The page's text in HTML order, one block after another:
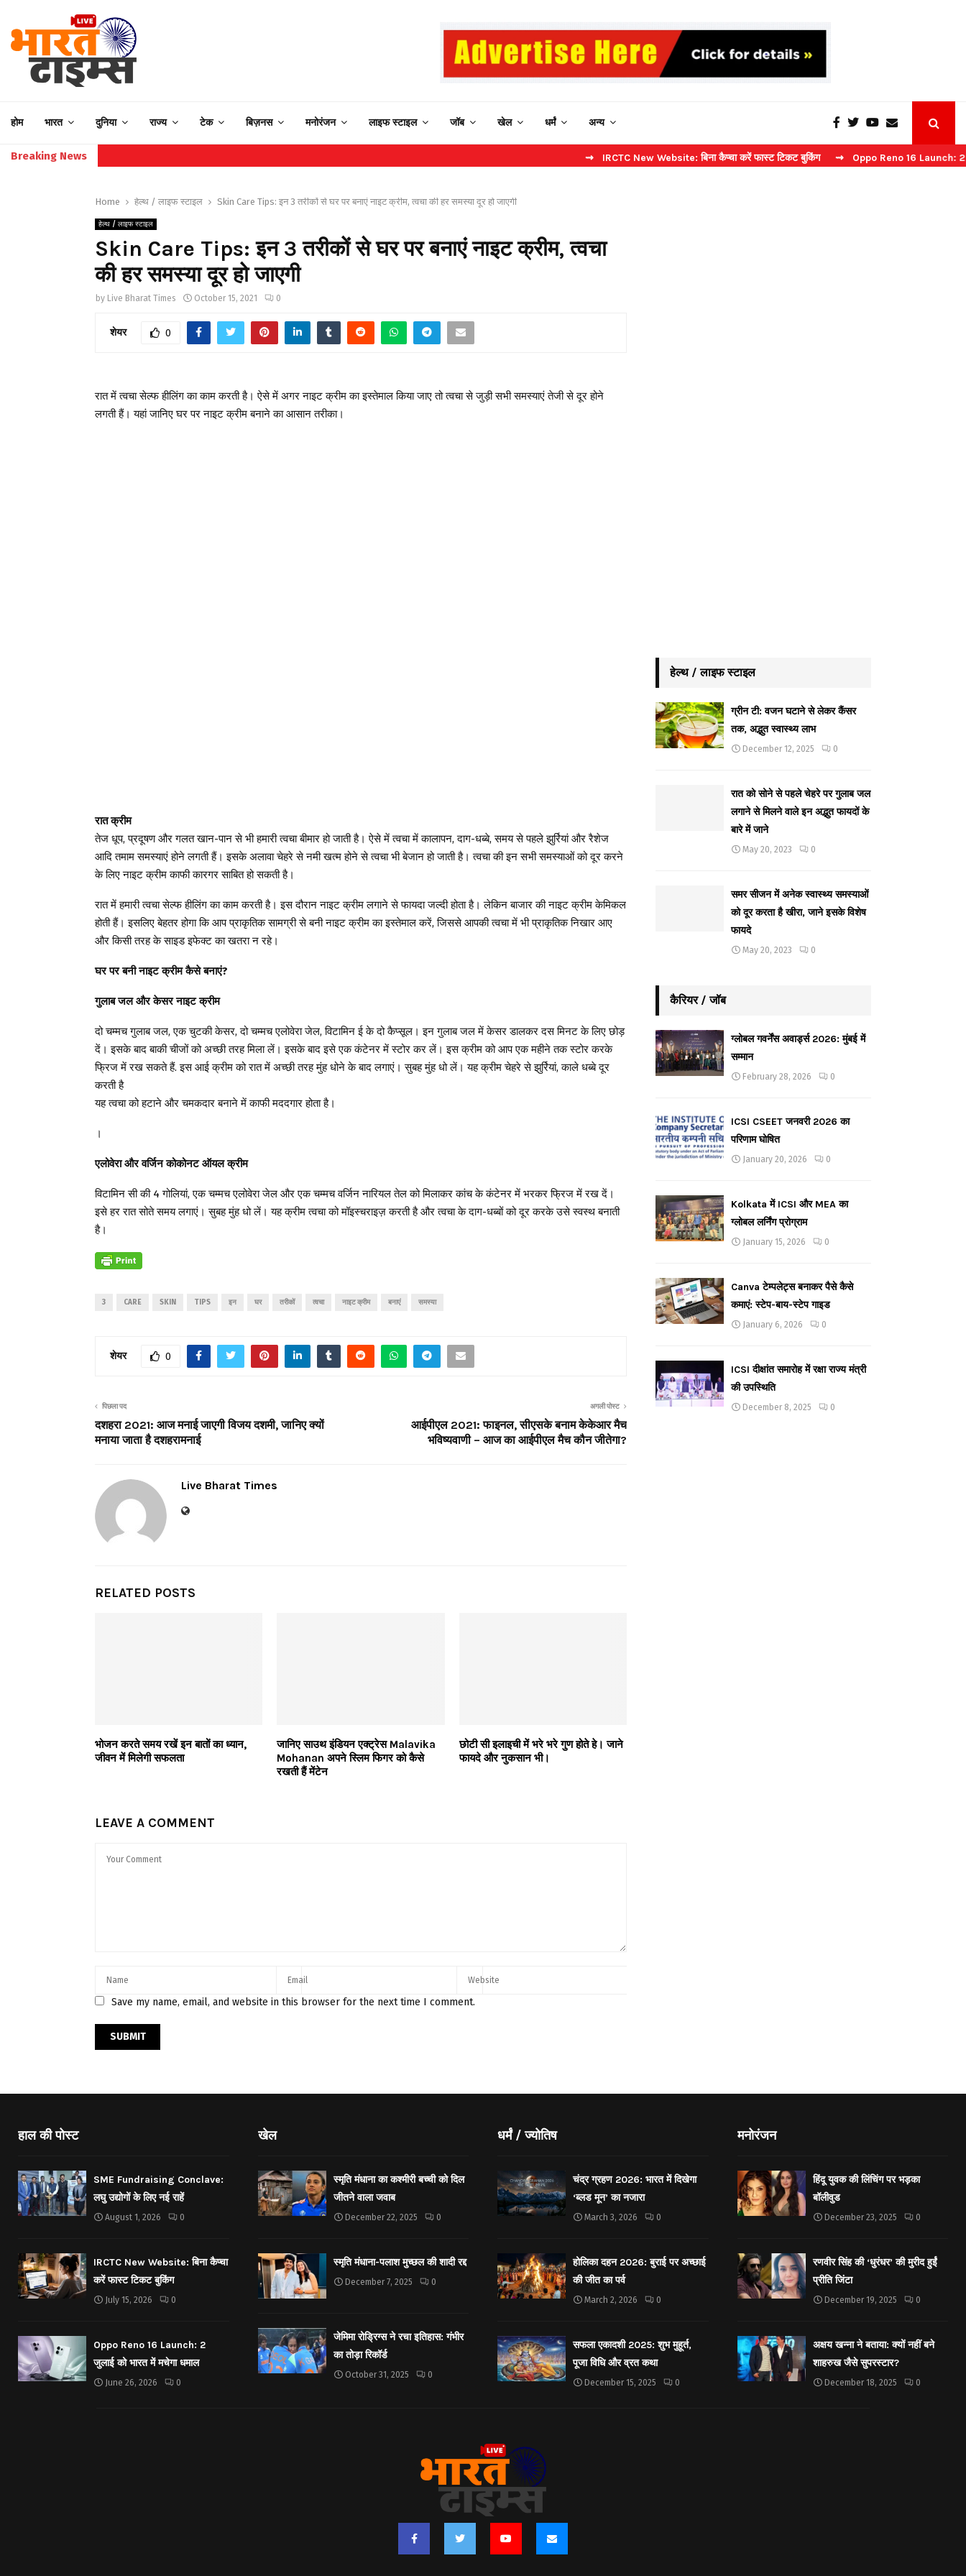
होम भारत दुनिया राज्य टेक बिज़नस मनोरंजन लाइफ स्टाइल जॉब खेल धर्मं अन्य
Breaking News ⇝ IRCTC New Website: बिना कैप्चा करें फास्ट टिकट बुकिंग ⇝ Oppo Reno 16 Launch: 2 जुलाई को
Home हेल्थ / लाइफ स्टाइल Skin Care Tips: इन 3 तरीकों से घर पर बनाएं नाइट क्रीम, त्वचा की हर समस्या दूर हो जाएगी
हेल्थ / लाइफ स्टाइल
Skin Care Tips: इन 3 तरीकों से घर पर बनाएं नाइट क्रीम, त्वचा
की हर समस्या दूर हो जाएगी
by Live Bharat Times October 15, 2021 0
शेयर 0
रात में त्वचा सेल्फ हीलिंग का काम करती है। ऐसे में अगर नाइट क्रीम का इस्तेमाल किया जाए तो त्वचा से जुड़ी सभी समस्याएं तेजी से दूर होने
लगती हैं। यहां जानिए घर पर नाइट क्रीम बनाने का आसान तरीका।
रात क्रीम
तेज धूप, प्रदूषण और गलत खान-पान से भी हमारी त्वचा बीमार हो जाती है। ऐसे में त्वचा में कालापन, दाग-धब्बे, समय से पहले झुर्रियां और रैशेज
आदि तमाम समस्याएं होने लगती हैं। इसके अलावा चेहरे से नमी खत्म होने से त्वचा भी बेजान हो जाती है। त्वचा की इन सभी समस्याओं को दूर करने
के लिए नाइट क्रीम काफी कारगर साबित हो सकती है।
रात में हमारी त्वचा सेल्फ हीलिंग का काम करती है। इस दौरान नाइट क्रीम लगाने से फायदा जल्दी होता है। लेकिन बाजार की नाइट क्रीम केमिकल
होती हैं। इसलिए बेहतर होगा कि आप प्राकृतिक सामग्री से बनी नाइट क्रीम का इस्तेमाल करें, जिससे आपकी त्वचा में भी प्राकृतिक निखार आए
और किसी तरह के साइड इफेक्ट का खतरा न रहे।
घर पर बनी नाइट क्रीम कैसे बनाएं?
गुलाब जल और केसर नाइट क्रीम
दो चम्मच गुलाब जल, एक चुटकी केसर, दो चम्मच एलोवेरा जेल, विटामिन ई के दो कैप्सूल। इन गुलाब जल में केसर डालकर दस मिनट के लिए छोड़
दें। इसके बाद बाकी चीजों को अच्छी तरह मिला लें। इसके बाद इसे एक कंटेनर में स्टोर कर लें। इस क्रीम को आप एक महीने तक स्टोर करके
फ्रिज में रख सकते हैं. इस आई क्रीम को रात में अच्छी तरह मुंह धोने के बाद लगाएं। सुबह मुंह धो लें। यह क्रीम चेहरे से झुर्रियां, काले धब्बे दूर
करती है
यह त्वचा को हटाने और चमकदार बनाने में काफी मददगार होता है।
।
एलोवेरा और वर्जिन कोकोनट ऑयल क्रीम
विटामिन सी की 4 गोलियां, एक चम्मच एलोवेरा जेल और एक चम्मच वर्जिन नारियल तेल को मिलाकर कांच के कंटेनर में भरकर फ्रिज में रख दें।
इसे हर रात सोते समय लगाएं। सुबह मुंह धो लें। यह क्रीम त्वचा को मॉइस्चराइज़ करती है और त्वचा के दाग-धब्बों को दूर करके उसे स्वस्थ बनाती
है।
3 CARE SKIN TIPS इन घर तरीकों त्वचा नाइट क्रीम बनाएं समस्या
शेयर 0
पिछला पद
दशहरा 2021: आज मनाई जाएगी विजय दशमी, जानिए क्यों
मनाया जाता है दशहरामनाई
अगली पोस्ट
आईपीएल 2021: फाइनल, सीएसके बनाम केकेआर मैच
भविष्यवाणी – आज का आईपीएल मैच कौन जीतेगा?
Live Bharat Times
RELATED POSTS
भोजन करते समय रखें इन बातों का ध्यान,
जीवन में मिलेगी सफलता
जानिए साउथ इंडियन एक्ट्रेस Malavika
Mohanan अपने स्लिम फिगर को कैसे
रखती हैं मेंटेन
छोटी सी इलाइची में भरे भरे गुण होते हे। जाने
फायदे और नुकसान भी।
LEAVE A COMMENT
Save my name, email, and website in this browser for the next time I comment.
हेल्थ / लाइफ स्टाइल
ग्रीन टी: वजन घटाने से लेकर कैंसर
तक, अद्भुत स्वास्थ्य लाभ
December 12, 2025 0
रात को सोने से पहले चेहरे पर गुलाब जल
लगाने से मिलने वाले इन अद्भुत फायदों के
बारे में जाने
May 20, 2023 0
समर सीजन में अनेक स्वास्थ्य समस्याओं
को दूर करता है खीरा, जाने इसके विशेष
फायदे
May 20, 2023 0
कैरियर / जॉब
ग्लोबल गवर्नेंस अवार्ड्स 2026: मुंबई में
सम्मान
February 28, 2026 0
ICSI CSEET जनवरी 2026 का
परिणाम घोषित
January 20, 2026 0
Kolkata में ICSI और MEA का
ग्लोबल लर्निंग प्रोग्राम
January 15, 2026 0
Canva टेम्पलेट्स बनाकर पैसे कैसे
कमाएं: स्टेप-बाय-स्टेप गाइड
January 6, 2026 0
ICSI दीक्षांत समारोह में रक्षा राज्य मंत्री
की उपस्थिति
December 8, 2025 0
हाल की पोस्ट
SME Fundraising Conclave:
लघु उद्योगों के लिए नई राहें
August 1, 2026 0
IRCTC New Website: बिना कैप्चा
करें फास्ट टिकट बुकिंग
July 15, 2026 0
Oppo Reno 16 Launch: 2
जुलाई को भारत में मचेगा धमाल
June 26, 2026 0
खेल
स्मृति मंधाना का कश्मीरी बच्ची को दिल
जीतने वाला जवाब
December 22, 2025 0
स्मृति मंधाना-पलाश मुच्छल की शादी रद्द
December 7, 2025 0
जेमिमा रोड्रिग्स ने रचा इतिहास: गंभीर
का तोड़ा रिकॉर्ड
October 31, 2025 0
धर्मं / ज्योतिष
चंद्र ग्रहण 2026: भारत में दिखेगा
‘ब्लड मून’ का नजारा
March 3, 2026 0
होलिका दहन 2026: बुराई पर अच्छाई
की जीत का पर्व
March 2, 2026 0
सफला एकादशी 2025: शुभ मुहूर्त,
पूजा विधि और व्रत कथा
December 15, 2025 0
मनोरंजन
हिंदू युवक की लिंचिंग पर भड़का
बॉलीवुड
December 23, 2025 0
रणवीर सिंह की ‘धुरंधर’ की मुरीद हुईं
प्रीति जिंटा
December 19, 2025 0
अक्षय खन्ना ने बताया: क्यों नहीं बने
शाहरुख जैसे सुपरस्टार?
December 18, 2025 0